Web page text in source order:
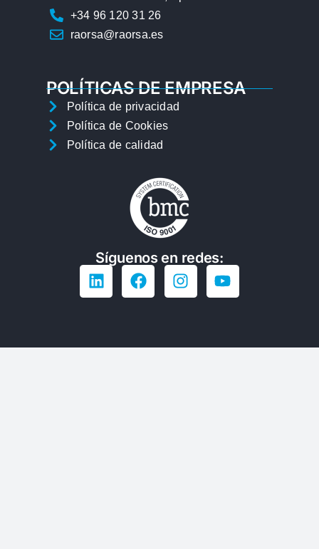
+34 96 120 31 26
raorsa@raorsa.es
POLÍTICAS DE EMPRESA
Política de privacidad
Política de Cookies
Política de calidad
Síguenos en redes: